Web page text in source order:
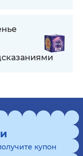
купон